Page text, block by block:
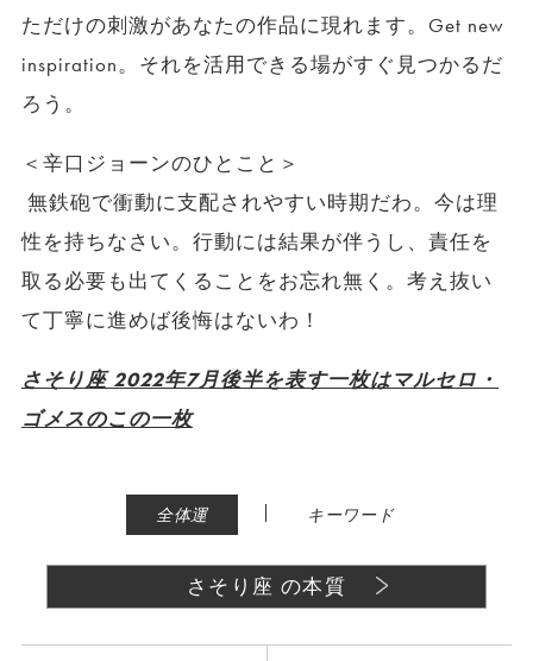
ただけの刺激があなたの作品に現れます。Get new
inspiration。それを活用できる場がすぐ見つかるだ
ろう。
＜辛口ジョーンのひとこと＞
無鉄砲で衝動に支配されやすい時期だわ。今は理
性を持ちなさい。行動には結果が伴うし、責任を
取る必要も出てくることをお忘れ無く。考え抜い
て丁寧に進めば後悔はないわ！
さそり座 2022年7月後半を表す一枚はマルセロ・
ゴメスのこの一枚
全体運 | キーワード
さそり座 の本質